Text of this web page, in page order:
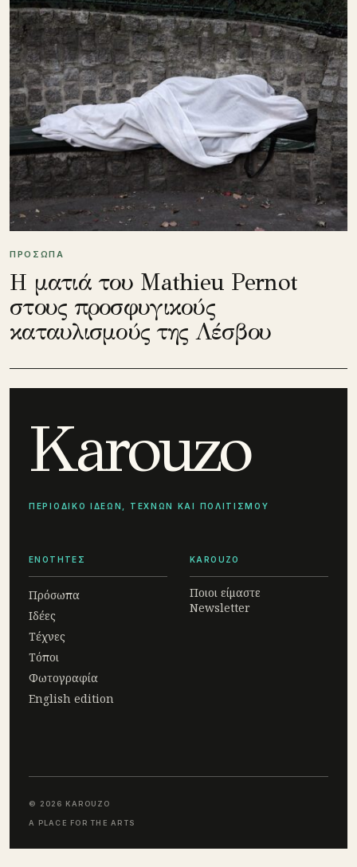
ΠΡΟΣΩΠΑ
Η ματιά του Mathieu Pernot
στους προσφυγικούς
καταυλισμούς της Λέσβου
Karouzo
ΠΕΡΙΟΔΙΚΟ ΙΔΕΩΝ, ΤΕΧΝΩΝ ΚΑΙ ΠΟΛΙΤΙΣΜΟΥ
ΕΝΟΤΗΤΕΣ
Πρόσωπα
Ιδέες
Τέχνες
Τόποι
Φωτογραφία
English edition
KAROUZO
Ποιοι είμαστε
Newsletter
© 2026 KAROUZO
A PLACE FOR THE ARTS